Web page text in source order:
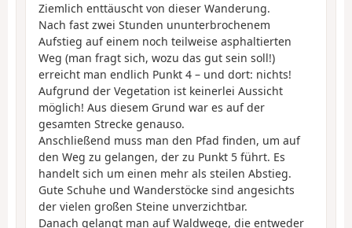
Ziemlich enttäuscht von dieser Wanderung.
Nach fast zwei Stunden ununterbrochenem
Aufstieg auf einem noch teilweise asphaltierten
Weg (man fragt sich, wozu das gut sein soll!)
erreicht man endlich Punkt 4 – und dort: nichts!
Aufgrund der Vegetation ist keinerlei Aussicht
möglich! Aus diesem Grund war es auf der
gesamten Strecke genauso.
Anschließend muss man den Pfad finden, um auf
den Weg zu gelangen, der zu Punkt 5 führt. Es
handelt sich um einen mehr als steilen Abstieg.
Gute Schuhe und Wanderstöcke sind angesichts
der vielen großen Steine unverzichtbar.
Danach gelangt man auf Waldwege, die entweder